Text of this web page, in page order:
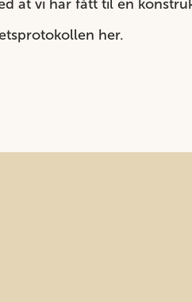
at vi har fått til en
her.